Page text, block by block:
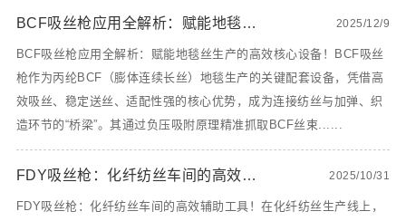
BCF吸丝枪应用全解析：赋能地毯丝生产的高效核心设备！ 2025/12/9
BCF吸丝枪应用全解析：赋能地毯丝生产的高效核心设备！BCF吸丝
枪作为丙纶BCF（膨体连续长丝）地毯生产的关键配套设备，凭借高
效吸丝、稳定送丝、适配性强的核心优势，成为连接纺丝与加弹、织
造环节的“桥梁”。其通过负压吸附原理精准抓取BCF丝束......
FDY吸丝枪：化纤纺丝车间的高效辅助工具！ 2025/10/31
FDY吸丝枪：化纤纺丝车间的高效辅助工具！在化纤纺丝生产线上，